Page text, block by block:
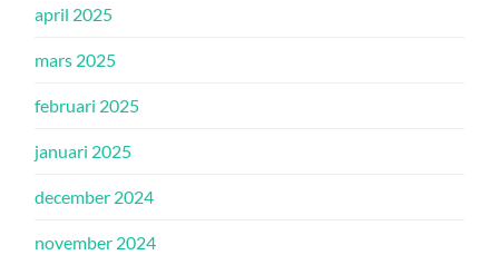
april 2025
mars 2025
februari 2025
januari 2025
december 2024
november 2024